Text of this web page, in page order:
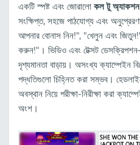
একটি স্পষ্ট এবং জোরালো কল টু
সংক্ষিপ্ত, সহজে পাঠযোগ্য এবং
আপনার বোনাস নিন!", "খেলুন এবং
করুন!"। ভিডিও এবং টেক্সট
দৃশ্যমানতা বাড়ায়। অসংখ্য ক্যাম্পেইন
পদ্ধতিগুলো চিহ্নিত করা সম্ভব।
অবস্থান নিয়ে পরীক্ষা-নিরীক্ষা করা
অংশ।